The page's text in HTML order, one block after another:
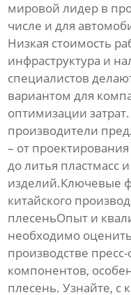
мировой лидер в
числе и для
Низкая стоимость
инфраструктура и
специалистов
вариантом для
оптимизации
производители
– от
до литья пластмасс
изделий.Ключевые
китайского
плесеньОпыт и
необходимо
производстве
компонентов,
плесень. Узнайте, с